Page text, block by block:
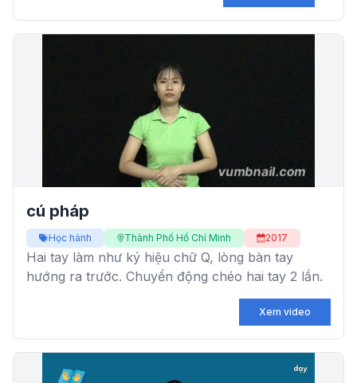
cú pháp
Học hành Thành Phố Hồ Chí Minh 2017
Hai tay làm như ký hiệu chữ Q, lòng bàn tay
hướng ra trước. Chuyển động chéo hai tay 2 lần.
Xem video